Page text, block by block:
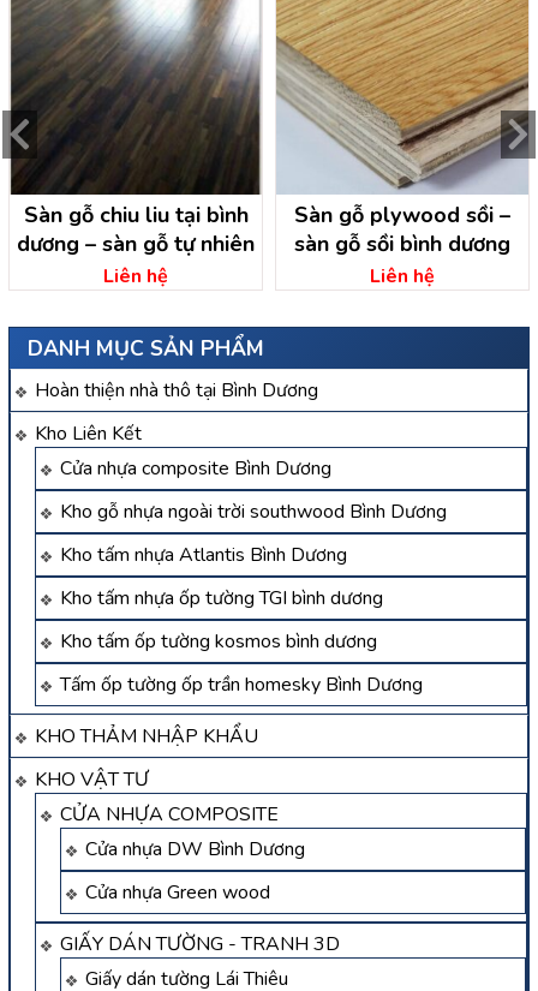
DANH MỤC SẢN PHẨM
Hoàn thiện nhà thô tại Bình Dương
Kho Liên Kết
Cửa nhựa composite Bình Dương
Kho gỗ nhựa ngoài trời southwood Bình Dương
Kho tấm nhựa Atlantis Bình Dương
Kho tấm nhựa ốp tường TGI bình dương
Kho tấm ốp tường kosmos bình dương
Tấm ốp tường ốp trần homesky Bình Dương
KHO THẢM NHẬP KHẨU
KHO VẬT TƯ
CỬA NHỰA COMPOSITE
Cửa nhựa DW Bình Dương
Cửa nhựa Green wood
GIẤY DÁN TƯỜNG - TRANH 3D
Giấy dán tường Lái Thiêu
Sàn gỗ chiu liu tại bình
dương – sàn gỗ tự nhiên
Liên hệ
Sàn gỗ plywood sồi –
sàn gỗ sồi bình dương
Liên hệ